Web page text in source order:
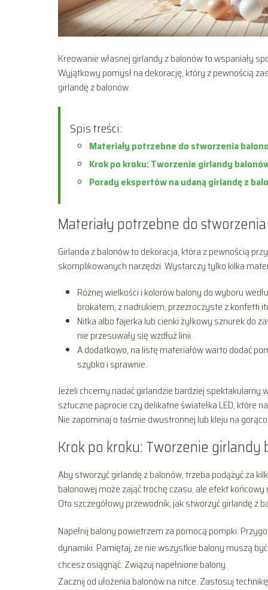
Kreowanie własnej girlandy z balonów to wspaniały
Wyjątkowy pomysł na dekorację, który z pewnością
girlandę z balonów.
Spis treści:
Materiały potrzebne do stworzenia
Krok po kroku: Tworzenie girlandy
Porady ekspertów na udaną girlandę z
Materiały potrzebne do
Girlanda z balonów to dekoracja, która z pewnością
skomplikowanych narzędzi. Wystarczy tylko kilka
Różnej wielkości i kolorów balony do wyboru
brokatem, z nadrukiem, przezroczyste z konfetti
Nitka albo fajerka lub cienki żyłkowy sznurek do
nie przesuwały się wzdłuż linii.
A dodatkowo, na listę materiałów warto dodać
szybko i sprawnie.
Jeżeli chcemy nadać girlandzie bardziej
sztuczne paprocie czy delikatne światełka LED, które
Nie zapominaj o taśmie dwustronnej lub kleju na
Krok po kroku: Tworzenie girlandy
Aby stworzyć girlandę z balonów, trzeba podążyć za
balonowej może zająć trochę czasu, ale efekt
Oto szczegółowy przewodnik, jak stworzyć girlandę z
Napełnij balony powietrzem za pomocą pompki.
dynamiki. Pamiętaj, że nie wszystkie balony muszą
chcesz osiągnąć. Związuj napełnione balony.
Zacznij od ułożenia balonów na nitce. Zastosuj